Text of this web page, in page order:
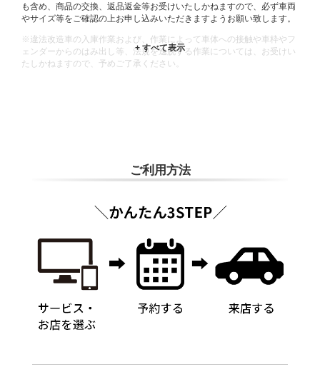
も含め、商品の交換、返品返金等お受けいたしかねますので、必ず車両
やサイズ等をご確認の上お申し込みいただきますようお願い致します。
※違法改造車の入庫作業および、作業によって車体への接触や車枠やフ
ェンダーからのはみ出し等、法規を逸脱する作業については、お受けい
たしかねますので、予めご了承ください。
ご利用方法